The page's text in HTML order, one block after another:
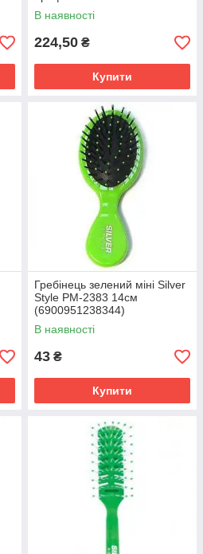
В наявності
224,50 ₴
Купити
Гребінець зелений міні Silver
Style PM-2383 14см
(6900951238344)
В наявності
43 ₴
Купити